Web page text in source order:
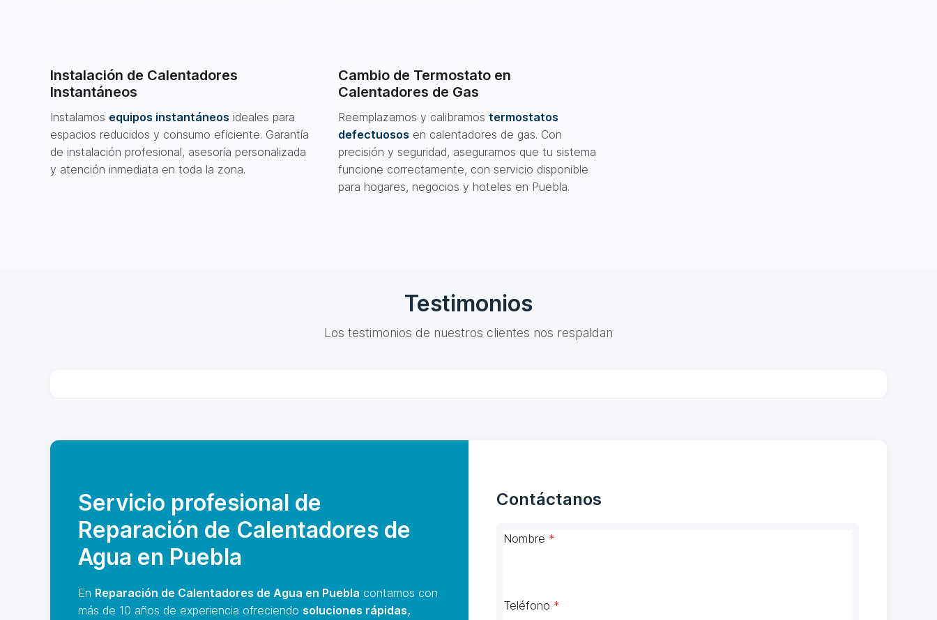
Instalación de Calentadores
Instantáneos
Instalamos equipos instantáneos ideales para
espacios reducidos y consumo eficiente. Garantía
de instalación profesional, asesoría personalizada
y atención inmediata en toda la zona.
Cambio de Termostato en
Calentadores de Gas
Reemplazamos y calibramostermostatos
defectuosos en calentadores de gas. Con
precisión y seguridad, aseguramos que tu sistema
funcione correctamente, con servicio disponible
para hogares, negocios y hoteles en Puebla.
Testimonios
Los testimonios de nuestros clientes nos respaldan
Servicio profesional de
Reparación de Calentadores de
Agua en Puebla
En Reparación de Calentadores de Agua en Puebla contamos con
más de 10 años de experiencia ofreciendo soluciones rápidas,
Contáctanos
Nombre *
Teléfono *